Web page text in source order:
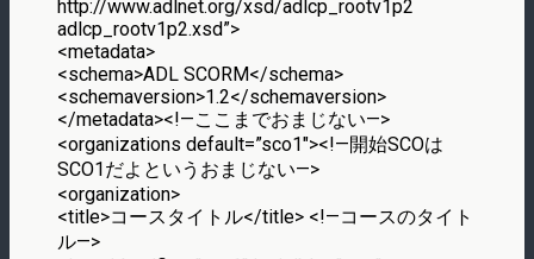
http://www.adlnet.org/xsd/adlcp_rootv1p2
adlcp_rootv1p2.xsd”>
<metadata>
<schema>ADL SCORM</schema>
<schemaversion>1.2</schemaversion>
</metadata><!—ここまでおまじない—>
<organizations default=”sco1″><!—開始SCOは
SCO1だよというおまじない—>
<organization>
<title>コースタイトル</title> <!—コースのタイト
ル—>